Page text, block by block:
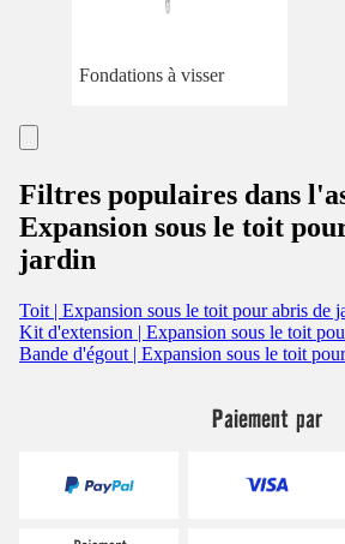
Fondations à visser
Filtres populaires dans
Expansion sous le toit
jardin
Toit | Expansion sous le toit pour abris de
Kit d'extension | Expansion sous le toit
Bande d'égout | Expansion sous le toit
Paiement par